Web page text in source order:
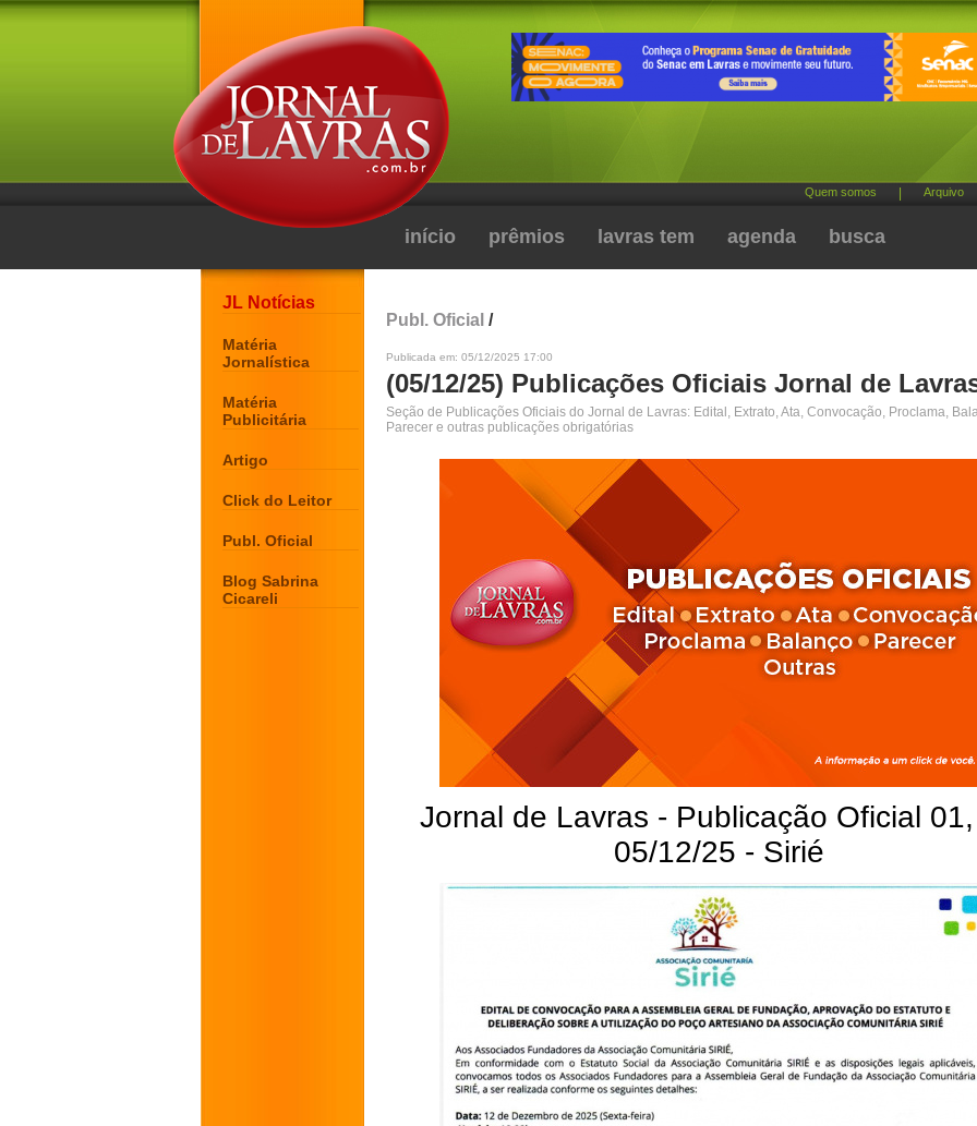
Quem somos Arquivo
início prêmios lavras tem agenda busca
JL Notícias
Matéria
Jornalística
Matéria
Publicitária
Artigo
Click do Leitor
Publ. Oficial
Blog Sabrina
Cicareli
Publ. Oficial /
Publicada em: 05/12/2025 17:00
(05/12/25) Publicações Oficiais Jornal de
Seção de Publicações Oficiais do Jornal de Lavras: Edital, Extrato, Ata, Convocação, Proclama,
Parecer e outras publicações obrigatórias
Jornal de Lavras - Publicação Oficial
05/12/25 - Sirié